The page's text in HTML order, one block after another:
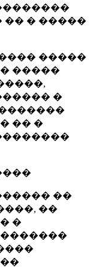
�� � �����
�����
�����
�
�� �
��
��
�